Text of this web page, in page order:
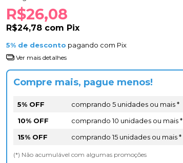
R$26,08
R$24,78 com Pix
5% de desconto pagando com Pix
Ver mais detalhes
Compre mais, pague menos!
5% OFF
comprando 5 unidades ou mais *
10% OFF
comprando 10 unidades ou mais *
15% OFF
comprando 15 unidades ou mais *
(*) Não acumulável com algumas promoções